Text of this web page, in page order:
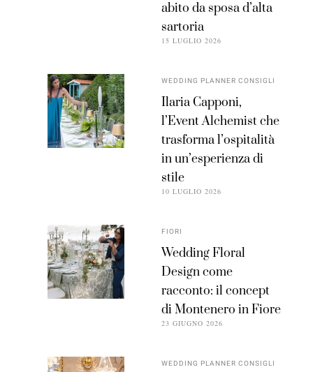
abito da sposa d’alta
sartoria
15 LUGLIO 2026
WEDDING PLANNER CONSIGLI
Ilaria Capponi,
l’Event Alchemist che
trasforma l’ospitalità
in un’esperienza di
stile
10 LUGLIO 2026
FIORI
Wedding Floral
Design come
racconto: il concept
di Montenero in Fiore
23 GIUGNO 2026
WEDDING PLANNER CONSIGLI